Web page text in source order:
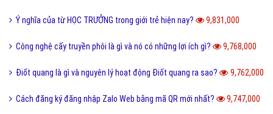
Ý nghĩa của từ HỌC TRƯỞNG trong giới trẻ hiện nay? 9,831,000
Công nghệ cấy truyền phôi là gì và nó có những lợi ích gì? 9,768,000
Điốt quang là gì và nguyên lý hoạt động Điốt quang ra sao? 9,762,000
Cách đăng ký đăng nhập Zalo Web bằng mã QR mới nhất? 9,747,000